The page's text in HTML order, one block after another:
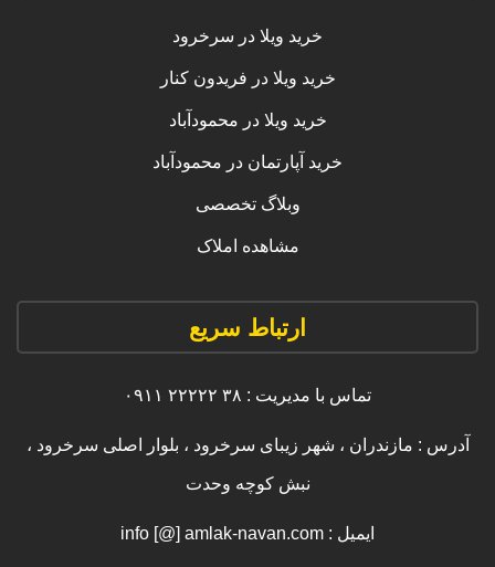
خرید ویلا در سرخرود
خرید ویلا در فریدون کنار
خرید ویلا در محمودآباد
خرید آپارتمان در محمودآباد
وبلاگ تخصصی
مشاهده املاک
ارتباط سریع
تماس با مدیریت : ۳۸ ۲۲۲۲۲ ۰۹۱۱
آدرس : مازندران ، شهر زیبای سرخرود ، بلوار اصلی سرخرود ،
نبش کوچه وحدت
ایمیل : info [@] amlak-navan.com